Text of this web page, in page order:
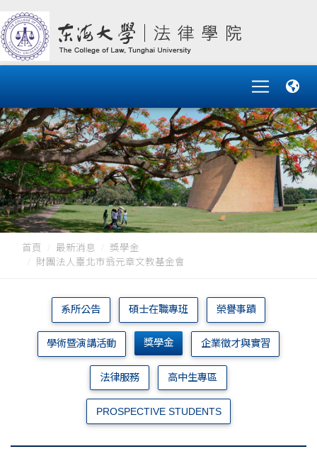
首頁 最新消息
獎學金
財團法人臺北市翁元章文教基金會
系所公告 碩士在職專班 榮譽事蹟
學術暨演講活動 獎學金 企業徵才與實習
法律服務 高中生專區
PROSPECTIVE STUDENTS